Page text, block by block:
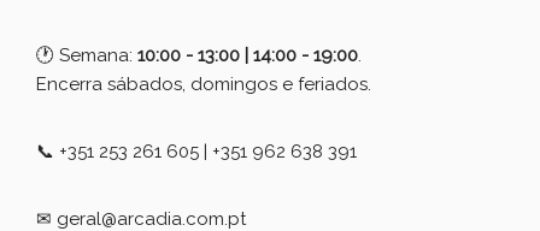
🕐 Semana: 10:00 - 13:00 | 14:00 - 19:00.
Encerra sábados, domingos e feriados.
📞 +351 253 261 605 | +351 962 638 391
✉ geral@arcadia.com.pt